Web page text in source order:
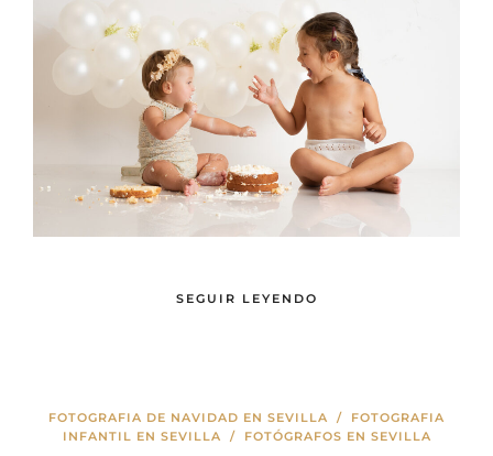
SEGUIR LEYENDO
FOTOGRAFIA DE NAVIDAD EN SEVILLA / FOTOGRAFIA
INFANTIL EN SEVILLA / FOTÓGRAFOS EN SEVILLA